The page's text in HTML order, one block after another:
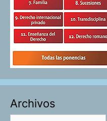
Archivos